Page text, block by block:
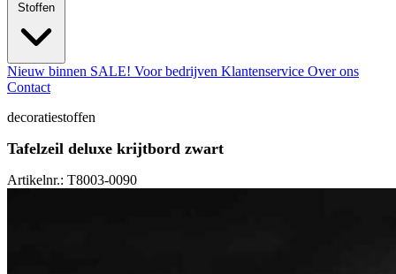
Stoffen
Nieuw binnen SALE! Voor bedrijven Klantenservice Over ons
Contact
decoratiestoffen
Tafelzeil deluxe krijtbord zwart
Artikelnr.: T8003-0090